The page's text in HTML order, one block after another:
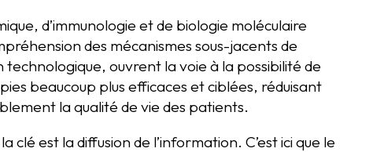
d’immunologie et de biologie moléculaire
des mécanismes sous-jacents de
ouvrent la voie à la possibilité de
beaucoup plus efficaces et ciblées, réduisant
la qualité de vie des patients.
est la diffusion de l’information. C’est ici que le